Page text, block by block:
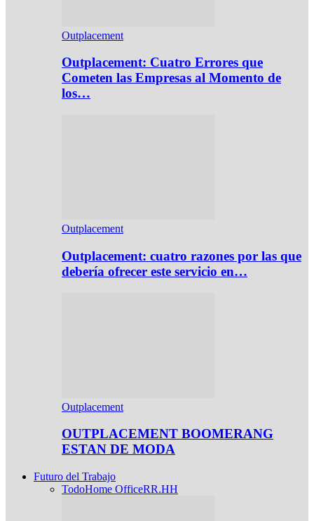
Outplacement
Outplacement: Cuatro Errores que
Cometen las Empresas al Momento de
los…
Outplacement
Outplacement: cuatro razones por las que
debería ofrecer este servicio en…
Outplacement
OUTPLACEMENT BOOMERANG
ESTAN DE MODA
Futuro del Trabajo
TodoHome OfficeRR.HH